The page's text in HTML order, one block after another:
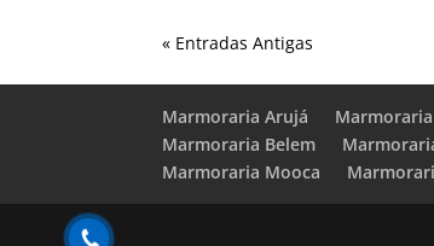
« Entradas Antigas
Marmoraria Arujá
Marmoraria Belem
Marmoraria Mooca